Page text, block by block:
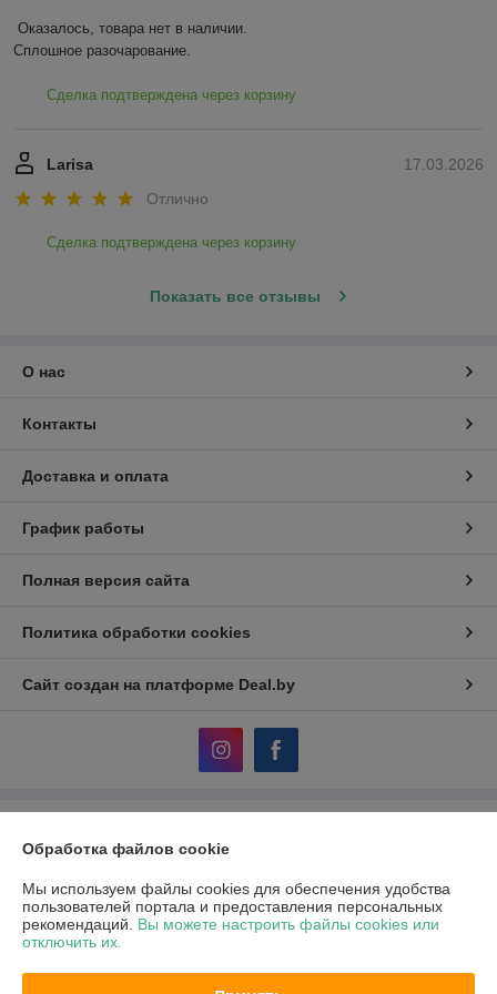
Оказалось, товара нет в наличии.
Сплошное разочарование.
Сделка подтверждена через корзину
17.03.2026
Larisa
Отлично
Сделка подтверждена через корзину
Показать все отзывы
О нас
Контакты
Доставка и оплата
График работы
Полная версия сайта
Политика обработки cookies
Сайт создан на платформе Deal.by
Физкультурная д. 26А пом. 6., Минск, 220028 Беларусь
Регистрационный номер ЕГР: 191664851
Регистрационный орган: Минский горисполком
Обработка файлов cookie
Мы используем файлы cookies для обеспечения удобства
пользователей портала и предоставления персональных
рекомендаций. Вы можете настроить файлы cookies или
отключить их.